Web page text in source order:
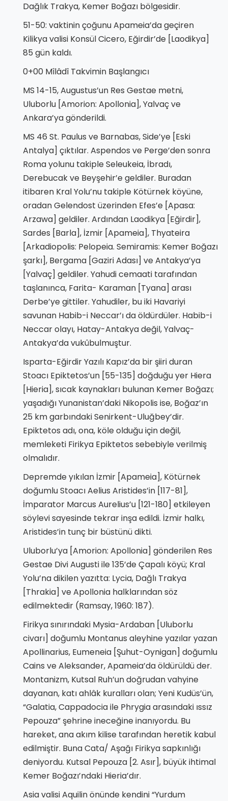
Dağlık Trakya, Kemer Boğazı bölgesidir.
51-50: vaktinin çoğunu Apameia’da geçiren
Kilikya valisi Konsül Cicero, Eğirdir’de [Laodikya]
85 gün kaldı.
0+00 Mîlâdî Takvimin Başlangıcı
MS 14-15, Augustus’un Res Gestae metni,
Uluborlu [Amorion: Apollonia], Yalvaç ve
Ankara’ya gönderildi.
MS 46 St. Paulus ve Barnabas, Side’ye [Eski
Antalya] çıktılar. Aspendos ve Perge’den sonra
Roma yolunu takiple Seleukeia, İbradı,
Derebucak ve Beyşehir’e geldiler. Buradan
itibaren Kral Yolu’nu takiple Kötürnek köyüne,
oradan Gelendost üzerinden Efes’e [Apasa:
Arzawa] geldiler. Ardından Laodikya [Eğirdir],
Sardes [Barla], İzmir [Apameia], Thyateira
[Arkadiopolis: Pelopeia. Semiramis: Kemer Boğazı
şarkı], Bergama [Gaziri Adası] ve Antakya’ya
[Yalvaç] geldiler. Yahudi cemaati tarafından
taşlanınca, Farita- Karaman [Tyana] arası
Derbe’ye gittiler. Yahudiler, bu iki Havariyi
savunan Habib-i Neccar’ı da öldürdüler. Habib-i
Neccar olayı, Hatay-Antakya değil, Yalvaç-
Antakya’da vukûbulmuştur.
Isparta-Eğirdir Yazılı Kapız’da bir şiiri duran
Stoacı Epiktetos’un [55-135] doğduğu yer Hiera
[Hieria], sıcak kaynakları bulunan Kemer Boğazı;
yaşadığı Yunanistan’daki Nikopolis ise, Boğaz’ın
25 km garbındaki Senirkent-Uluğbey’dir.
Epiktetos adı, ona, köle olduğu için değil,
memleketi Firikya Epiktetos sebebiyle verilmiş
olmalıdır.
Depremde yıkılan İzmir [Apameia], Kötürnek
doğumlu Stoacı Aelius Aristides’in [117-81],
İmparator Marcus Aurelius’u [121-180] etkileyen
söylevi sayesinde tekrar inşa edildi. İzmir halkı,
Aristides’in tunç bir büstünü dikti.
Uluborlu’ya [Amorion: Apollonia] gönderilen Res
Gestae Divi Augusti ile 135’de Çapalı köyü; Kral
Yolu’na dikilen yazıtta: Lycia, Dağlı Trakya
[Thrakia] ve Apollonia halklarından söz
edilmektedir (Ramsay, 1960: 187).
Firikya sınırındaki Mysia-Ardaban [Uluborlu
civarı] doğumlu Montanus aleyhine yazılar yazan
Apollinarius, Eumeneia [Şuhut-Oynigan] doğumlu
Cains ve Aleksander, Apameia’da öldürüldü der.
Montanizm, Kutsal Ruh’un doğrudan vahyine
dayanan, katı ahlâk kuralları olan; Yeni Kudüs’ün,
“Galatia, Cappadocia ile Phrygia arasındaki ıssız
Pepouza” şehrine ineceğine inanıyordu. Bu
hareket, ana akım kilise tarafından heretik kabul
edilmiştir. Buna Cata/ Aşağı Firikya sapkınlığı
deniyordu. Kutsal Pepouza [2. Asır], büyük ihtimal
Kemer Boğazı’ndaki Hieria’dır.
Asia valisi Aquilin önünde kendini “Yurdum